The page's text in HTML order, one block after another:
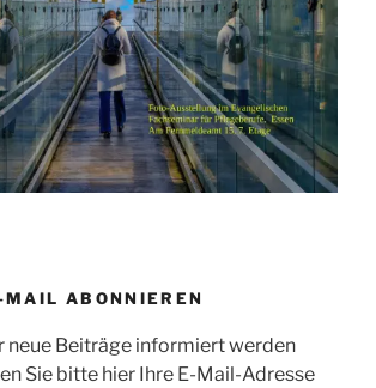
ABONNIEREN
neue Beiträge informiert werden
Sie bitte hier Ihre E-Mail-Adresse